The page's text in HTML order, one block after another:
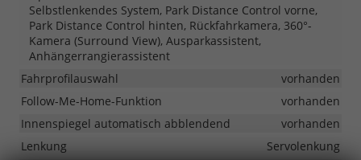
Selbstlenkendes System, Park Distance Control vorne,
Park Distance Control hinten, Rückfahrkamera, 360°-
Kamera (Surround View), Ausparkassistent,
Anhängerrangierassistent
Fahrprofilauswahl
vorhanden
Follow-Me-Home-Funktion
vorhanden
Innenspiegel automatisch abblendend
vorhanden
Lenkung
Servolenkung